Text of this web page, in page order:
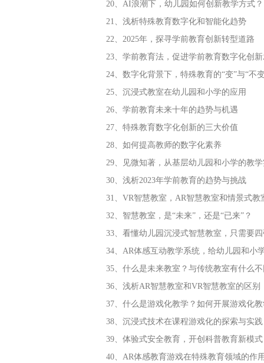
20、AI浪潮下，幼儿园如何创新教学方式？
21、浅析特殊教育数字化和智能化趋势
22、2025年，探寻学前教育创新转型道路
23、学前教育法，促进学前教育数字化创
24、数字化背景下，特殊教育的“变”与“不
25、沉浸式教室在幼儿园和小学的应用
26、学前教育未来十年的趋势与机遇
27、特殊教育数字化创新的三大价值
28、如何提高教师的数字化素养
29、见微知著，从基层幼儿园和小学的教
30、浅析2023年学前教育的趋势与挑战
31、VR智慧教室，AR智慧教室和情景式教
32、智慧教室，是“未来”，还是“已来”？
33、看懂幼儿园沉浸式智慧教室，只需要
34、AR体感互动教学系统，给幼儿园和小
35、什么是未来教室？与传统教室有什么
36、浅析AR智慧教室和VR智慧教室的区别
37、什么是游戏化教学？如何开展游戏化
38、沉浸式技术在课程游戏化的探索与实践
39、体验式安全教育，开创科普教育新模式
40、AR体感教育游戏在特殊教育领域的作